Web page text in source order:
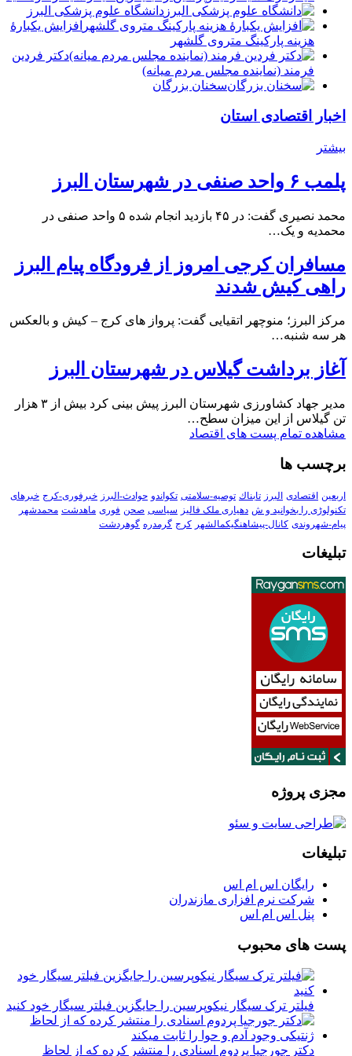
دانشگاه علوم پزشکی البرز
افزایش یکبارۀ
هزینه پارکینگ متروی گلشهر
دكتر فردين
فرمند (نماينده مجلس مردم میانه)
سخنان بزرگان
اخبار اقتصادی استان
بیشتر
پلمب ۶ واحد صنفی در شهرستان البرز
محمد نصیری گفت: در ۴۵ بازدید انجام شده ۵ واحد صنفی در
محمدیه و یک…
مسافران کرجی امروز از فرودگاه پیام البرز
راهی کیش شدند
مرکز البرز؛ منوچهر اتقیایی گفت: پرواز های کرج – کیش و بالعکس
هر سه شنبه…
آغاز برداشت گیلاس در شهرستان البرز
مدیر جهاد کشاورزی شهرستان البرز پیش بینی کرد بیش از ۳ هزار
تن گیلاس از این میزان سطح…
مشاهده تمام پست های اقتصاد
برچسب ها
اربعین اقتصادی البرز تابناك توصیه-سلامتی تکواندو حوادث-البرز خبرفوری-کرج خبرهای
تکنولوڑی را بخوانید و ش دهیاری ملک فالیز سیاسی صحن فوری ماهدشت محمدشهر
پیام-شهروندی کانال-پیشاهنگیکمالشهر کرج گرمدره گوهردشت
تبلیغات
مجزی پروژه
تبلیغات
رایگان اس ام اس
شرکت نرم افزاری مازندران
پنل اس ام اس
پست های محبوب
فیلتر ترک سیگار نیکوپرسین را جایگزین فیلتر سیگار خود کنید
دکتر جورجیا پردوم اسنادی را منتشر کرده که از لحاظ